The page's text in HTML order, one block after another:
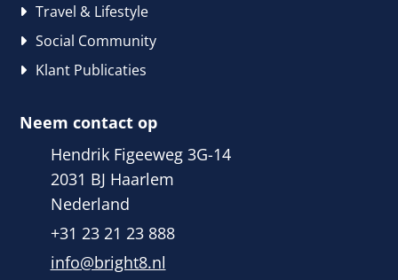
Neem contact op
Hendrik Figeeweg 3G-14
2031 BJ Haarlem
Nederland
+31 23 21 23 888
info@bright8.nl
Travel & Lifestyle
Social Community
Klant Publicaties